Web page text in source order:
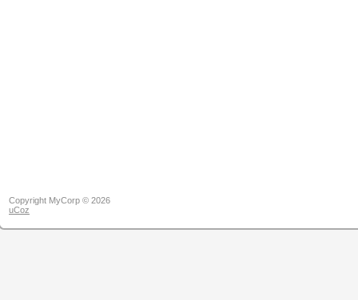
Copyright MyCorp © 2026
uCoz